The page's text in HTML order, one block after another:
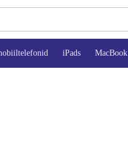
iPads MacBook